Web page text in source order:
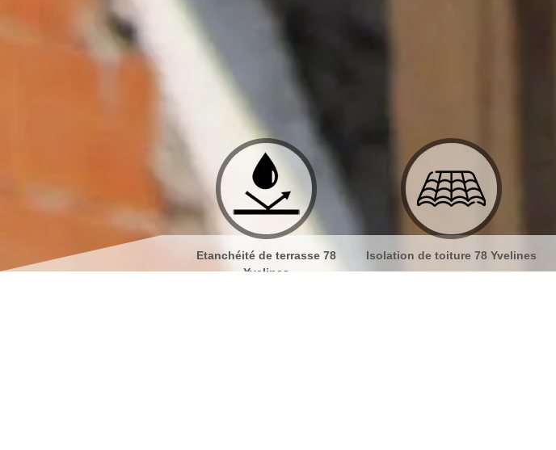
Couvreur 78
Etanchéité de terrasse 78
Yvelines
Isolation de toiture 78 Yvelines